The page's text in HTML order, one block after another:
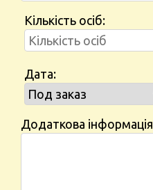
Кількість осіб:
Дата:
Додаткова інформація